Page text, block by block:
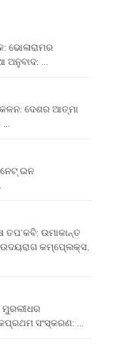
ଭୋଳାରାମର
…
ଦେଶର ଆତ୍ମା
ଇନ
ତପ’କବି: ଉମାକାନ୍ତ
ଉଦୟରାଗ କମ୍ପେ୍ଲକ୍ସ,
ମୁରଲୀଧର
ସଂସ୍କରଣ: …